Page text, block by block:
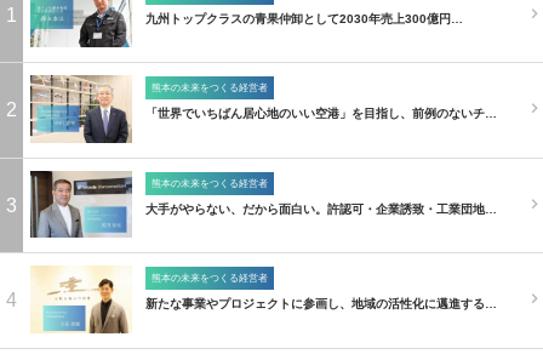
1 九州トップクラスの青果仲卸として2030年売上300億円…
2
熊本の未来をつくる経営者
「世界でいちばん居心地のいい空港」を目指し、前例のないチ…
3
熊本の未来をつくる経営者
大手がやらない、だから面白い。許認可・企業誘致・工業団地…
4
熊本の未来をつくる経営者
新たな事業やプロジェクトに参画し、地域の活性化に邁進する…